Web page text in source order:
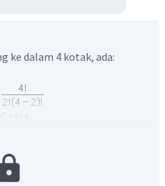
ke dalam 4 kotak, ada:
yaitu diletakkan di kotak